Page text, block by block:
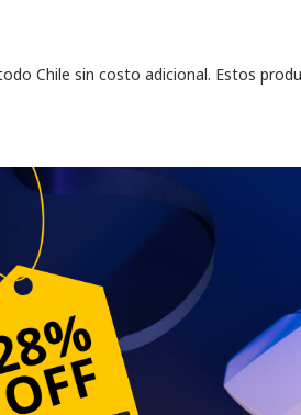
Chile sin costo adicional. Estos